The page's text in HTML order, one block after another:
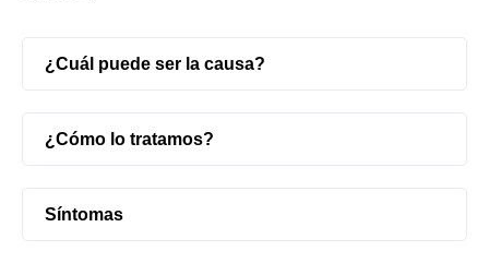
¿Cuál puede ser la causa?
¿Cómo lo tratamos?
Síntomas